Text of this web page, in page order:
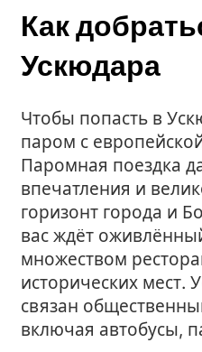
Как
Ускюдара
Чтобы попасть в
паром с
Паромная поездка
впечатления и
горизонт города и
вас ждёт
множеством
исторических мест.
связан
включая автобусы,